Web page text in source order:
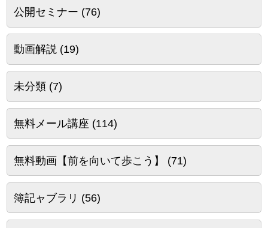
公開セミナー (76)
動画解説(19)
未分類(7)
無料メール講座 (114)
無料動画【前を向いて歩こう】 (71)
簿記ャブラリ (56)